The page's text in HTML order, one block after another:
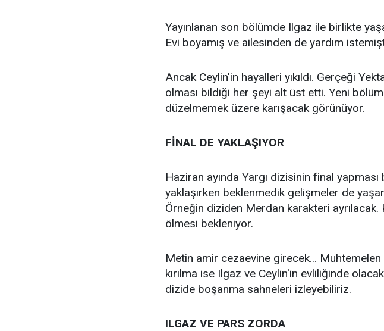
Yayınlanan son bölümde Ilgaz ile birlikte
Evi boyamış ve ailesinden de yardım
Ancak Ceylin'in hayalleri yıkıldı. Gerçeği
olması bildiği her şeyi alt üst etti. Yeni
düzelmemek üzere karışacak görünüyor.
FİNAL DE YAKLAŞIYOR
Haziran ayında Yargı dizisinin final yapması
yaklaşırken beklenmedik gelişmeler de
Örneğin diziden Merdan karakteri
ölmesi bekleniyor.
Metin amir cezaevine girecek... Muhtemelen
kırılma ise Ilgaz ve Ceylin'in evliliğinde
dizide boşanma sahneleri izleyebiliriz.
ILGAZ VE PARS ZORDA